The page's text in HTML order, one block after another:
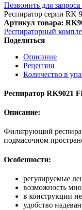
Позвонить для
Респиратор серии RK
Артикул товара:
Респираторный
Поделиться
Описание
Рецензии
Количество в
Респиратор RK9021
Описание:
Фильтрующий
подмасочном
Особенности:
регулируемые
возможность
в конструкции
удобство